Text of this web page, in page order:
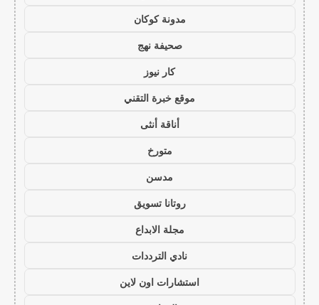
مدونة كوكان
صحيفة نهج
كار نيوز
موقع خبرة التقني
أناقة أنثى
متورخ
مدسن
روتانا تسويق
مجلة الابداع
نادي الترددات
استشارات اون لاين